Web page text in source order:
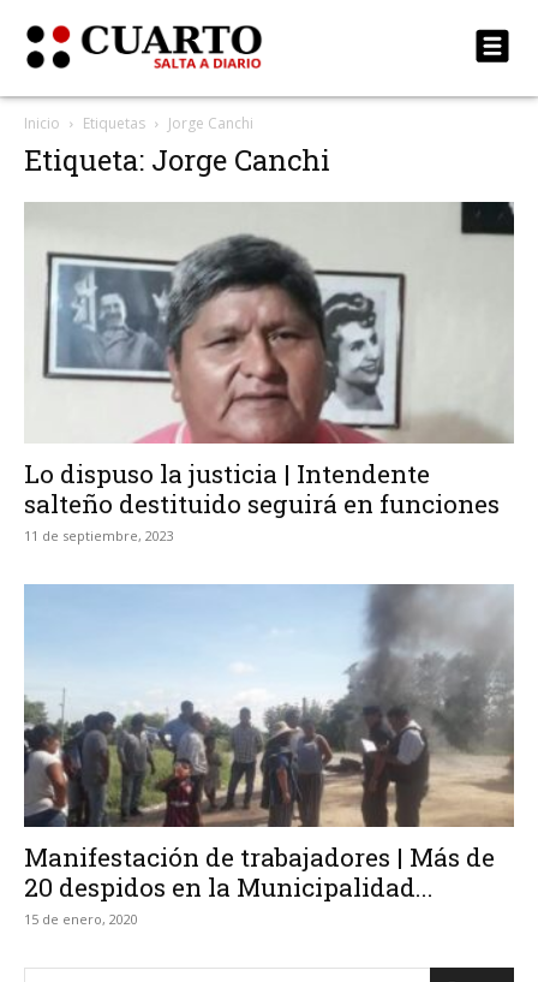
Inicio Etiquetas Jorge Canchi
Etiqueta: Jorge Canchi
Lo dispuso la justicia | Intendente
salteño destituido seguirá en funciones
11 de septiembre, 2023
Manifestación de trabajadores | Más de
20 despidos en la Municipalidad...
15 de enero, 2020